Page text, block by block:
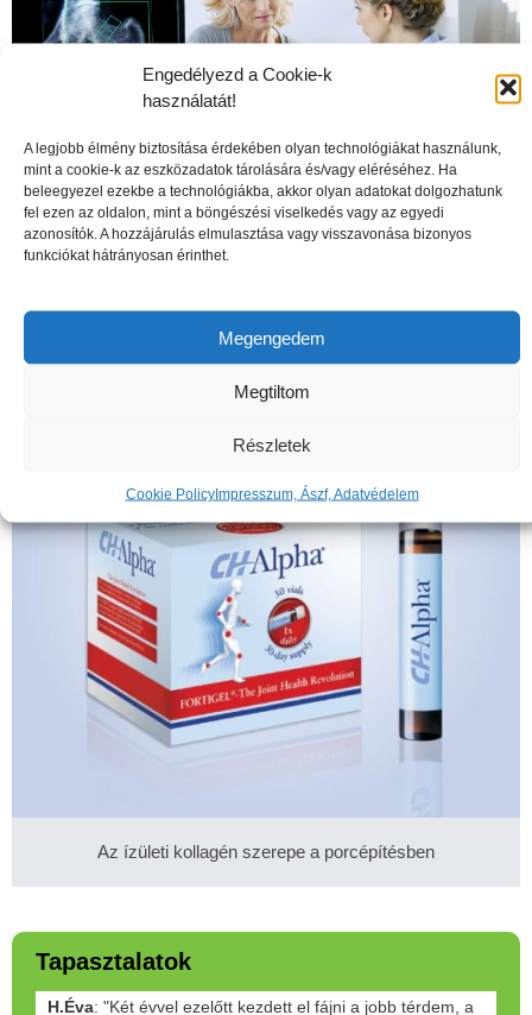
Engedélyezd a Cookie-k
használatát!
A legjobb élmény biztosítása érdekében olyan technológiákat használunk,
mint a cookie-k az eszközadatok tárolására és/vagy eléréséhez. Ha
beleegyezel ezekbe a technológiákba, akkor olyan adatokat dolgozhatunk
fel ezen az oldalon, mint a böngészési viselkedés vagy az egyedi
azonosítók. A hozzájárulás elmulasztása vagy visszavonása bizonyos
funkciókat hátrányosan érinthet.
Megengedem
Megtiltom
Részletek
Cookie PolicyImpresszum, Ászf, Adatvédelem
A csontritkulás veszélyei
Az ízületi kollagén szerepe a porcépítésben
Tapasztalatok
H.Éva: "Két évvel ezelőtt kezdett el fájni a jobb térdem, a